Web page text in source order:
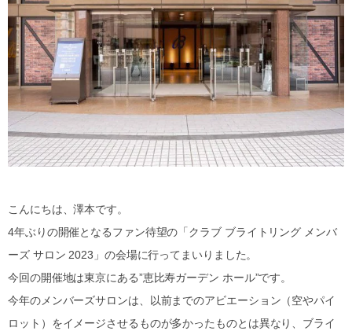
こんにちは、澤本です。
4年ぶりの開催となるファン待望の「クラブ ブライトリング メンバ
ーズ サロン 2023」の会場に行ってまいりました。
今回の開催地は東京にある”恵比寿ガーデン ホール”です。
今年のメンバーズサロンは、以前までのアビエーション（空やパイ
ロット）をイメージさせるものが多かったものとは異なり、ブライ